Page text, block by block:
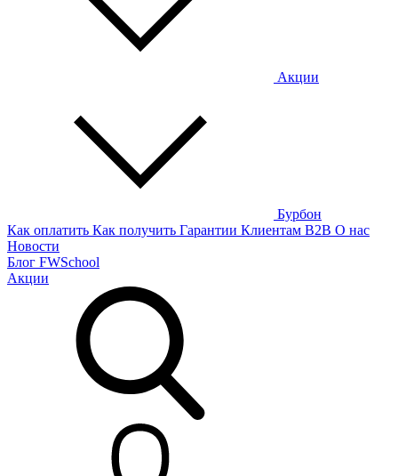
Акции
Бурбон
Как оплатить Как получить Гарантии Клиентам B2B О нас
Новости
Блог FWSchool
Акции